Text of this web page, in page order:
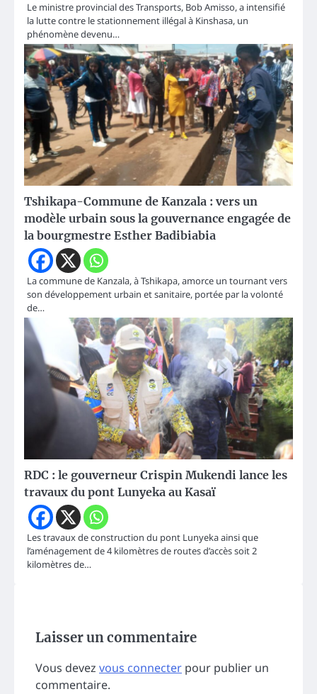
Le ministre provincial des Transports, Bob Amisso, a intensifié
la lutte contre le stationnement illégal à Kinshasa, un
phénomène devenu…
Tshikapa-Commune de Kanzala : vers un
modèle urbain sous la gouvernance engagée de
la bourgmestre Esther Badibiabia
La commune de Kanzala, à Tshikapa, amorce un tournant vers
son développement urbain et sanitaire, portée par la volonté
de…
RDC : le gouverneur Crispin Mukendi lance les
travaux du pont Lunyeka au Kasaï
Les travaux de construction du pont Lunyeka ainsi que
l’aménagement de 4 kilomètres de routes d’accès soit 2
kilomètres de…
Laisser un commentaire
Vous devez vous connecter pour publier un
commentaire.